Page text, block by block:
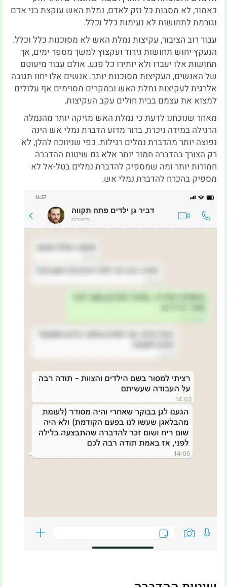
כאמור, לא מסבות כל נזק לאדם, נמלת האש עוקצת בני אדם
וגורמת לתחושות לא נעימות כלל וכלל.
עבור רוב הציבור, עקיצות נמלת האש לא מסוכנות כלל וכלל.
הנעקץ יחוש תחושות גירוד ועקצוץ למשך מספר ימים, אך
תחושות אלו יעברו ולא יותירו כל פגע. אולם עבור מיעוטם
של האנשים, העקיצות מסוכנות יותר. אנשים אלו יחוו תגובה
אלרגית לעקיצות נמלת האש ובמקרים מסוימים אף עלולים
למצוא את עצמם בבית חולים עקב העקיצות.
מאחר שנוכחנו לדעת כי נמלת האש מזיקה יותר מהנמלה
הרגילה במידה ניכרת, ברור מדוע הדברת נמלי אש הינה
נפוצה יותר מהדברת נמלים רגילות. כפי שניווכח להלן, לא
רק הצורך בהדברה חמור יותר אלא גם שיטות ההדברה
חמורות יותר ומה שמספיק להדברת נמלים בטל-אל לא
מספיק בהכרח להדברת נמלי אש.